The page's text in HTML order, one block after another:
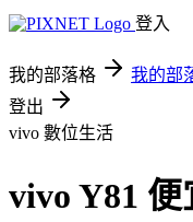
登入
我的部落格 我的部
登出
vivo 數位生活
vivo Y81